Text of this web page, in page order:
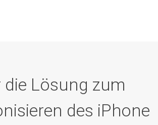
die Lösung zum
des iPhone